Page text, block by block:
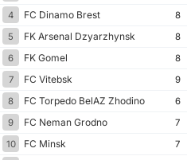
4
FC Dinamo Brest 8
5
FK Arsenal Dzyarzhynsk 8
6
FK Gomel 8
7
FC Vitebsk 9
8
FC Torpedo BelAZ Zhodino 6
9
FC Neman Grodno 7
10
FC Minsk 7